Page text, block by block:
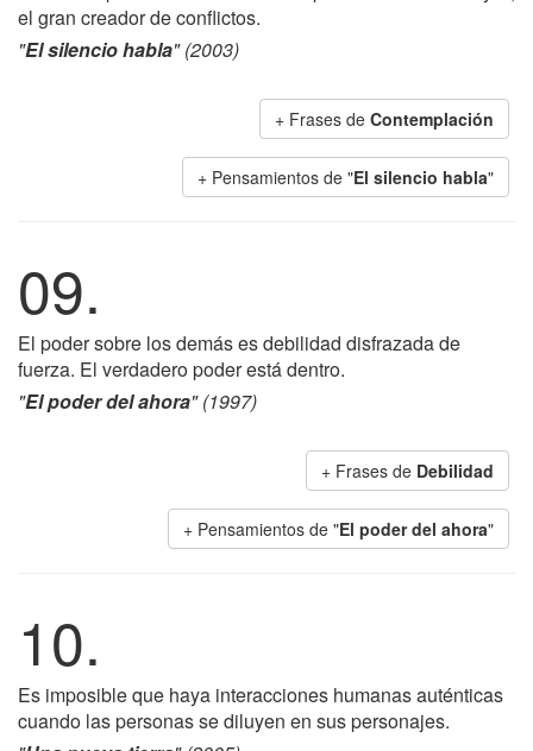
el gran creador de conflictos.
"El silencio habla" (2003)
+ Frases de Contemplación
+ Pensamientos de "El silencio habla"
09.
El poder sobre los demás es debilidad disfrazada de
fuerza. El verdadero poder está dentro.
"El poder del ahora" (1997)
+ Frases de Debilidad
+ Pensamientos de "El poder del ahora"
10.
Es imposible que haya interacciones humanas auténticas
cuando las personas se diluyen en sus personajes.